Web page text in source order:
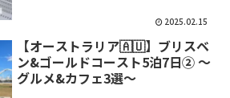
2025.02.15
【オーストラリア🇦🇺】ブリスベ
ン&ゴールドコースト5泊7日② 〜
グルメ&カフェ3選〜